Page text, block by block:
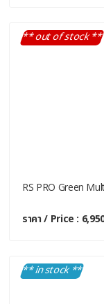
** out of stock **
RS PRO Green
ราคา / Price :
** in stock **